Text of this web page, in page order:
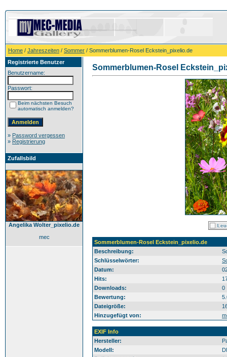
Home / Jahreszeiten / Sommer / Sommerblumen-Rosel Eckstein_pixelio.de
Registrierte Benutzer
Benutzername:
Passwort:
Beim nächsten Besuch
automatisch anmelden?
» Password vergessen
» Registrierung
Zufallsbild
Angelika Wolter_pixelio.de
mec
Sommerblumen-Rosel
Sommerblumen-Rosel Eckstein_pixelio.de
Beschreibung:
Schlüsselwörter:
Datum:
Hits:
Downloads:
0
Bewertung:
Dateigröße:
Hinzugefügt von:
EXIF Info
Hersteller:
Modell: